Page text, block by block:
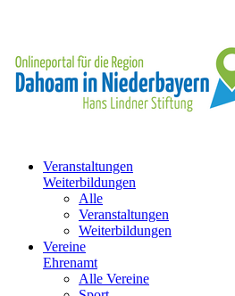
Veranstaltungen
Weiterbildungen
Alle
Veranstaltungen
Weiterbildungen
Vereine
Ehrenamt
Alle Vereine